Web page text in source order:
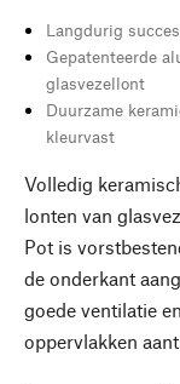
Langdurig
Gepatenteerde
glasvezellont
Duurzame
kleurvast
Volledig
lonten van
Pot is
de onderkant
goede ventilatie
oppervlakken